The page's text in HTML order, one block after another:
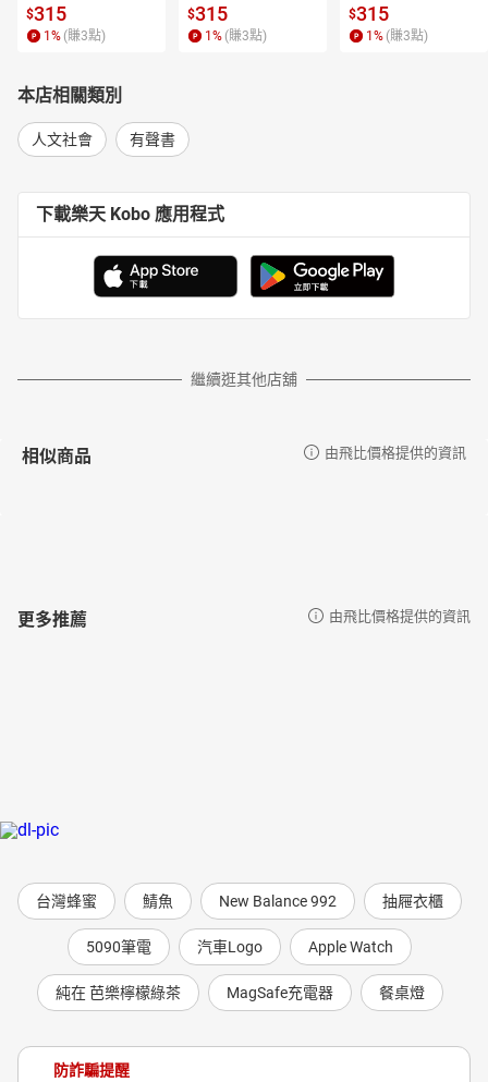
$315
1 % (賺3點)
$315
1 % (賺3點)
$315
1 % (賺3點)
本店相關類別
人文社會 有聲書
下載樂天 Kobo 應用程式
繼續逛其他店舖
相似商品 由飛比價格提供的資訊
更多推薦 由飛比價格提供的資訊
台灣蜂蜜 鯖魚 New Balance 992 抽屜衣櫃
5090筆電 汽車Logo Apple Watch
純在 芭樂檸檬綠茶 MagSafe充電器 餐桌燈
防詐騙提醒